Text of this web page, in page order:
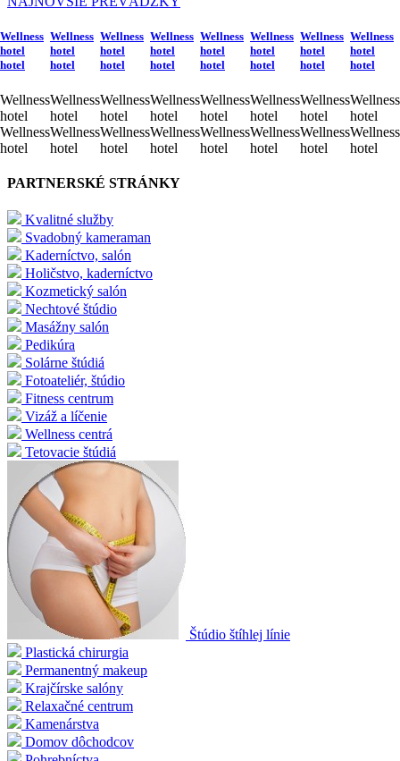
Wellness
hotel
hotel
Wellness
hotel
Wellness
hotel
Wellness
hotel
hotel
Wellness
hotel
Wellness
hotel
Wellness
hotel
hotel
Wellness
hotel
Wellness
hotel
Wellness
hotel
hotel
Wellness
hotel
Wellness
hotel
Wellness
hotel
hotel
Wellness
hotel
Wellness
hotel
Wellness
hotel
hotel
Wellness
hotel
Wellness
hotel
Wellness
hotel
hotel
Wellness
hotel
Wellness
hotel
Wellness
hotel
hotel
Wellness
hotel
Wellness
hotel
PARTNERSKÉ STRÁNKY
Kvalitné služby
Svadobný kameraman
Kaderníctvo, salón
Holičstvo, kaderníctvo
Kozmetický salón
Nechtové štúdio
Masážny salón
Pedikúra
Solárne štúdiá
Fotoateliér, štúdio
Fitness centrum
Vizáž a líčenie
Wellness centrá
Tetovacie štúdiá
Štúdio štíhlej línie
Plastická chirurgia
Permanentný makeup
Krajčírske salóny
Relaxačné centrum
Kamenárstva
Domov dôchodcov